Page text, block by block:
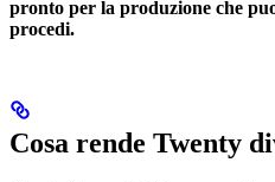
pronto per la produzione che
procedi.
Cosa rende Twenty